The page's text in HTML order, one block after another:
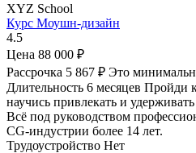
XYZ School
Курс Моушн-дизайн
4.5
Цена 88 000 ₽
Рассрочка 5 867 ₽ Это
Длительность 6 месяцев Пройди
научись привлекать и
Всё под руководством
CG-индустрии более 14 лет.
Трудоустройство Нет